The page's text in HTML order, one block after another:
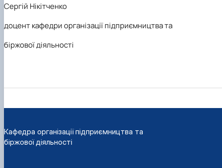
Сергій Нікітченко
доцент кафедри організації підприємництва та
біржової діяльності
Кафедра організації підприємництва та
біржової діяльності